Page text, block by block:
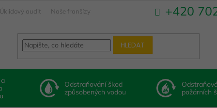
+420
Úklidový audit Naše franšízy
HLEDAT
Odstraňování škod
způsobených vodou
požárních